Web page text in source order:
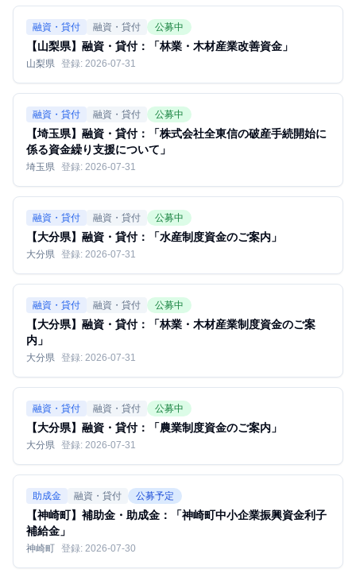
融資・貸付 融資・貸付 公募中
【山梨県】融資・貸付：「林業・木材産業改善資金」
山梨県 登録: 2026-07-31
融資・貸付 融資・貸付 公募中
【埼玉県】融資・貸付：「株式会社全東信の破産手続開始に
係る資金繰り支援について」
埼玉県 登録: 2026-07-31
融資・貸付 融資・貸付 公募中
【大分県】融資・貸付：「水産制度資金のご案内」
大分県 登録: 2026-07-31
融資・貸付 融資・貸付 公募中
【大分県】融資・貸付：「林業・木材産業制度資金のご案
内」
大分県 登録: 2026-07-31
融資・貸付 融資・貸付 公募中
【大分県】融資・貸付：「農業制度資金のご案内」
大分県 登録: 2026-07-31
助成金 融資・貸付 公募予定
【神崎町】補助金・助成金：「神崎町中小企業振興資金利子
補給金」
神崎町 登録: 2026-07-30